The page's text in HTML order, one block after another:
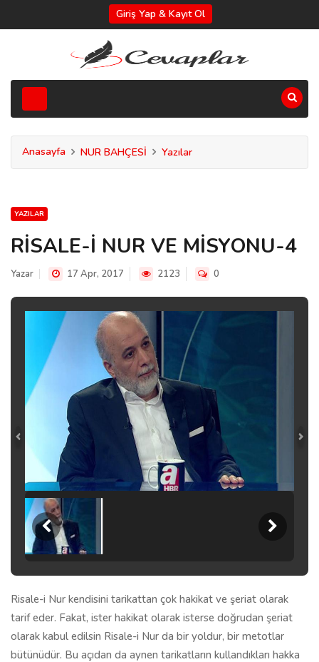
Giriş Yap & Kayıt Ol
Anasayfa NUR BAHÇESİ Yazılar
YAZILAR
RİSALE-İ NUR VE MİSYONU-4
Yazar 17 Apr, 2017 2123 0
Risale-i Nur kendisini tarikattan çok hakikat ve şeriat olarak
tarif eder. Fakat, ister hakikat olarak isterse doğrudan şeriat
olarak kabul edilsin Risale-i Nur da bir yoldur, bir metotlar
bütünüdür. Bu açıdan da aynen tarikatların kullandıkları hakka